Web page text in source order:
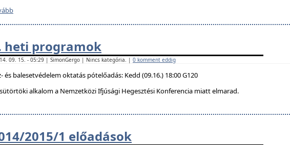
heti programok
09. 15. - 05:29 | SimonGergo | Nincs kategória. | 0 komment eddig
és balesetvédelem oktatás pótelőadás: Kedd (09.16.) 18:00 G120
alkalom a Nemzetközi Ifjúsági Hegesztési Konferencia miatt elmarad.
2015/1 előadások